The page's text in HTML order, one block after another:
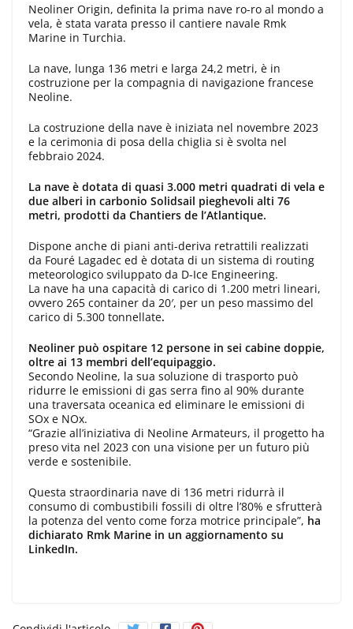
Neoliner Origin, definita la prima nave ro-ro al mondo a
vela, è stata varata presso il cantiere navale Rmk
Marine in Turchia.
La nave, lunga 136 metri e larga 24,2 metri, è in
costruzione per la compagnia di navigazione francese
Neoline.
La costruzione della nave è iniziata nel novembre 2023
e la cerimonia di posa della chiglia si è svolta nel
febbraio 2024.
La nave è dotata di quasi 3.000 metri quadrati di vela e
due alberi in carbonio Solidsail pieghevoli alti 76
metri, prodotti da Chantiers de l’Atlantique.
Dispone anche di piani anti-deriva retrattili realizzati
da Fouré Lagadec ed è dotata di un sistema di routing
meteorologico sviluppato da D-Ice Engineering.
La nave ha una capacità di carico di 1.200 metri lineari,
ovvero 265 container da 20′, per un peso massimo del
carico di 5.300 tonnellate.
Neoliner può ospitare 12 persone in sei cabine doppie,
oltre ai 13 membri dell’equipaggio.
Secondo Neoline, la sua soluzione di trasporto può
ridurre le emissioni di gas serra fino al 90% durante
una traversata oceanica ed eliminare le emissioni di
SOx e NOx.
“Grazie all’iniziativa di Neoline Armateurs, il progetto ha
preso vita nel 2023 con una visione per un futuro più
verde e sostenibile.
Questa straordinaria nave di 136 metri ridurrà il
consumo di combustibili fossili di oltre l’80% e sfrutterà
la potenza del vento come forza motrice principale”, ha
dichiarato Rmk Marine in un aggiornamento su
LinkedIn.